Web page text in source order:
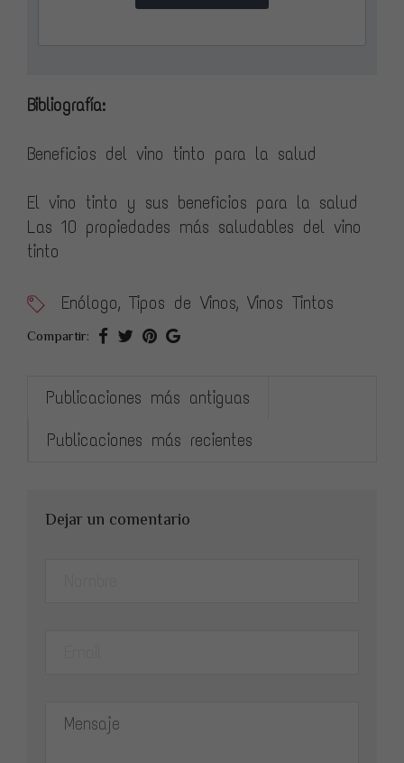
Bibliografía:
Beneficios del vino tinto para la salud
El vino tinto y sus beneficios para la salud
Las 10 propiedades más saludables del vino
tinto
Enólogo, Tipos de Vinos, Vinos Tintos
Compartir:
Publicaciones más antiguas
Publicaciones más recientes
Dejar un comentario